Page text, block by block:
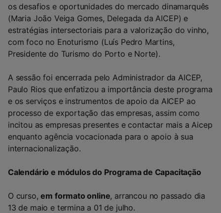
os desafios e oportunidades do mercado dinamarquês
(Maria João Veiga Gomes, Delegada da AICEP) e
estratégias intersectoriais para a valorização do vinho,
com foco no Enoturismo (Luís Pedro Martins,
Presidente do Turismo do Porto e Norte).
A sessão foi encerrada pelo Administrador da AICEP,
Paulo Rios que enfatizou a importância deste programa
e os serviços e instrumentos de apoio da AICEP ao
processo de exportação das empresas, assim como
incitou as empresas presentes e contactar mais a Aicep
enquanto agência vocacionada para o apoio à sua
internacionalização.
Calendário e módulos do Programa de Capacitação
O curso,em formato online, arrancou no passado dia
13 de maio e termina a 01 de julho.